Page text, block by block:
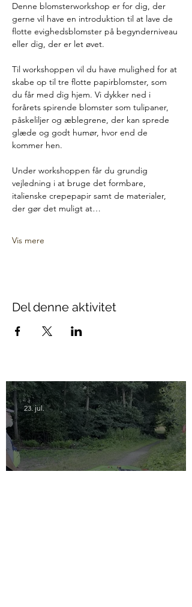
Denne blomsterworkshop er for dig, der
gerne vil have en introduktion til at lave de
flotte evighedsblomster på begynderniveau
eller dig, der er let øvet.
Til workshoppen vil du have mulighed for at
skabe op til tre flotte papirblomster, som
du får med dig hjem. Vi dykker ned i
forårets spirende blomster som tulipaner,
påskeliljer og æblegrene, der kan sprede
glæde og godt humør, hvor end de
kommer hen.
Under workshoppen får du grundig
vejledning i at bruge det formbare,
italienske crepepapir samt de materialer,
der gør det muligt at…
Vis mere
Del denne aktivitet
23. jul.